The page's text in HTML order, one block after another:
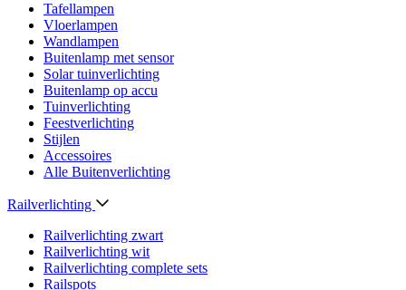
Tafellampen
Vloerlampen
Wandlampen
Buitenlamp met sensor
Solar tuinverlichting
Buitenlamp op accu
Tuinverlichting
Feestverlichting
Stijlen
Accessoires
Alle Buitenverlichting
Railverlichting
Railverlichting zwart
Railverlichting wit
Railverlichting complete sets
Railspots